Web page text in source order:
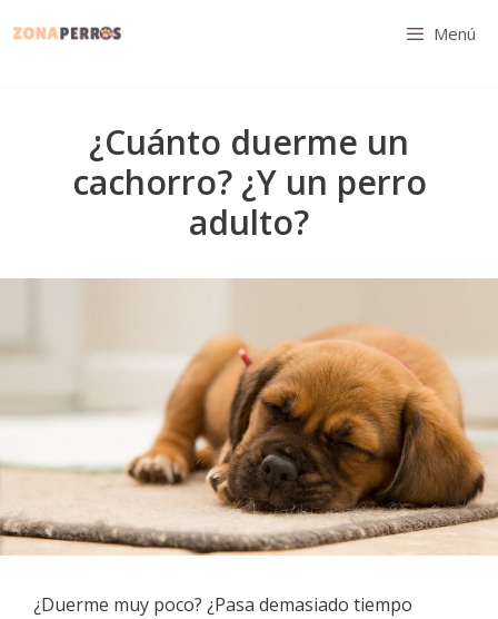
Menú
¿Cuánto duerme un
cachorro? ¿Y un perro
adulto?
¿Duerme muy poco? ¿Pasa demasiado tiempo